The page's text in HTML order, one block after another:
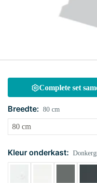
Complete set
Breedte: 80 cm
Kleur onderkast: